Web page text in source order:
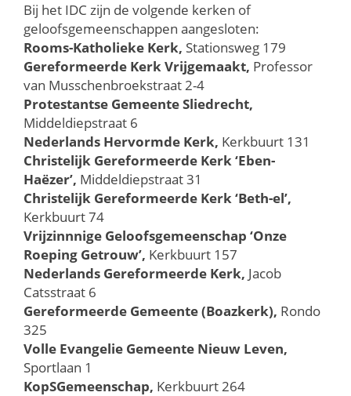
Bij het IDC zijn de volgende kerken of
geloofsgemeenschappen aangesloten:
Rooms-Katholieke Kerk, Stationsweg 179
Gereformeerde Kerk Vrijgemaakt, Professor
van Musschenbroekstraat 2-4
Protestantse Gemeente Sliedrecht,
Middeldiepstraat 6
Nederlands Hervormde Kerk, Kerkbuurt 131
Christelijk Gereformeerde Kerk ‘Eben-
Haëzer’, Middeldiepstraat 31
Christelijk Gereformeerde Kerk ‘Beth-el’,
Kerkbuurt 74
Vrijzinnnige Geloofsgemeenschap ‘Onze
Roeping Getrouw’, Kerkbuurt 157
Nederlands Gereformeerde Kerk, Jacob
Catsstraat 6
Gereformeerde Gemeente (Boazkerk), Rondo
325​
Volle Evangelie Gemeente Nieuw Leven,
Sportlaan 1
KopSGemeenschap, Kerkbuurt 264